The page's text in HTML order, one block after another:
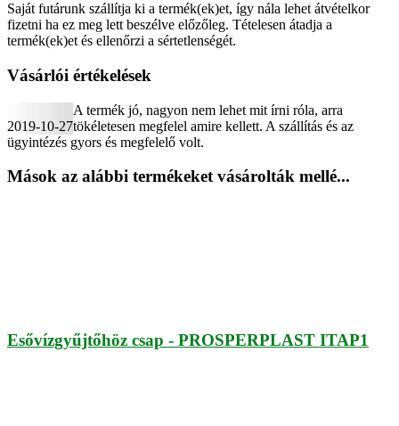
Saját futárunk szállítja ki a termék(ek)et, így nála lehet átvételkor
fizetni ha ez meg lett beszélve előzőleg. Tételesen átadja a
termék(ek)et és ellenőrzi a sértetlenségét.
Vásárlói értékelések
2019-10-27
A termék jó, nagyon nem lehet mit írni róla, arra
tökéletesen megfelel amire kellett. A szállítás és az
ügyintézés gyors és megfelelő volt.
Mások az alábbi termékeket vásárolták mellé...
Esővízgyűjtőhöz csap - PROSPERPLAST ITAP1